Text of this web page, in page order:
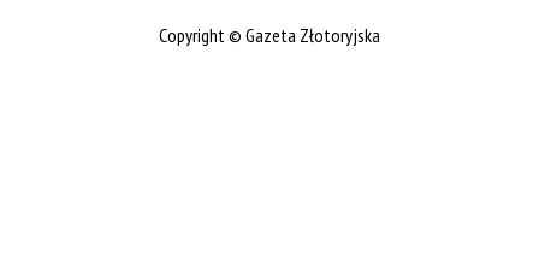
Copyright © Gazeta Złotoryjska